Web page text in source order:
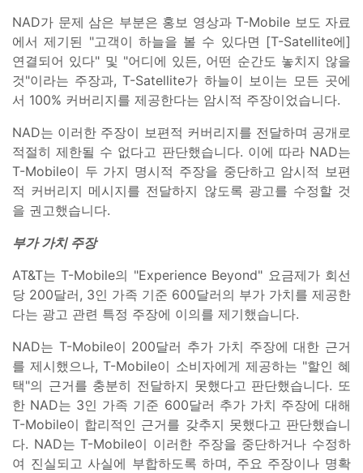
NAD가 문제 삼은 부분은 홍보 영상과 T-Mobile 보도 자료
에서 제기된 "고객이 하늘을 볼 수 있다면 [T-Satellite에]
연결되어 있다" 및 "어디에 있든, 어떤 순간도 놓치지 않을
것"이라는 주장과, T-Satellite가 하늘이 보이는 모든 곳에
서 100% 커버리지를 제공한다는 암시적 주장이었습니다.
NAD는 이러한 주장이 보편적 커버리지를 전달하며 공개로
적절히 제한될 수 없다고 판단했습니다. 이에 따라 NAD는
T-Mobile이 두 가지 명시적 주장을 중단하고 암시적 보편
적 커버리지 메시지를 전달하지 않도록 광고를 수정할 것
을 권고했습니다.
부가 가치 주장
AT&T는 T-Mobile의 "Experience Beyond" 요금제가 회선
당 200달러, 3인 가족 기준 600달러의 부가 가치를 제공한
다는 광고 관련 특정 주장에 이의를 제기했습니다.
NAD는 T-Mobile이 200달러 추가 가치 주장에 대한 근거
를 제시했으나, T-Mobile이 소비자에게 제공하는 "할인 혜
택"의 근거를 충분히 전달하지 못했다고 판단했습니다. 또
한 NAD는 3인 가족 기준 600달러 추가 가치 주장에 대해
T-Mobile이 합리적인 근거를 갖추지 못했다고 판단했습니
다. NAD는 T-Mobile이 이러한 주장을 중단하거나 수정하
여 진실되고 사실에 부합하도록 하며, 주요 주장이나 명확